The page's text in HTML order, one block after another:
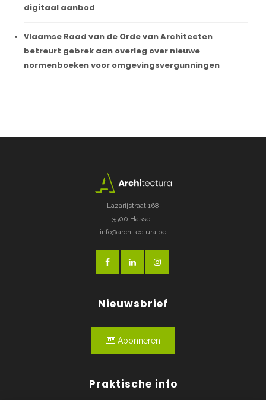
digitaal aanbod
Vlaamse Raad van de Orde van Architecten
betreurt gebrek aan overleg over nieuwe
normenboeken voor omgevingsvergunningen
Lazarijstraat 168
3500 Hasselt
info@architectura.be
Nieuwsbrief
Abonneren
Praktische info